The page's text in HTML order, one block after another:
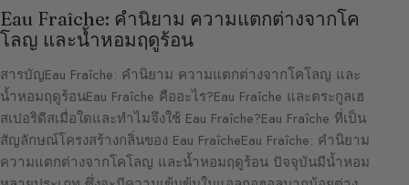
Eau Fraîche: คำนิยาม ความแตกต่างจากโค
โลญ และน้ำหอมฤดูร้อน
สารบัญEau Fraîche: คำนิยาม ความแตกต่างจากโคโลญ และ
น้ำหอมฤดูร้อนEau Fraîche คืออะไร?Eau Fraîche และตระกูลเฮ
สเปอริดีสเมื่อใดและทำไมจึงใช้ Eau Fraîche?Eau Fraîche ที่เป็น
สัญลักษณ์โครงสร้างกลิ่นของ Eau FraîcheEau Fraîche: คำนิยาม
ความแตกต่างจากโคโลญ และน้ำหอมฤดูร้อน ปัจจุบันมีน้ำหอม